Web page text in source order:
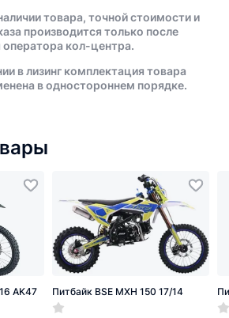
товара, точной стоимости и
производится только после
кол-центра.
в лизинг комплектация товара
в одностороннем порядке.
AK47 Питбайк BSE MXH 150 17/14